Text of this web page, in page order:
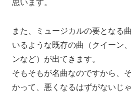
思います。
また、ミュージカルの要となる
いるような既存の曲（クイーン
ンなど）が出てきます。
そもそもが名曲なのですから、
かって、悪くなるはずがないじ